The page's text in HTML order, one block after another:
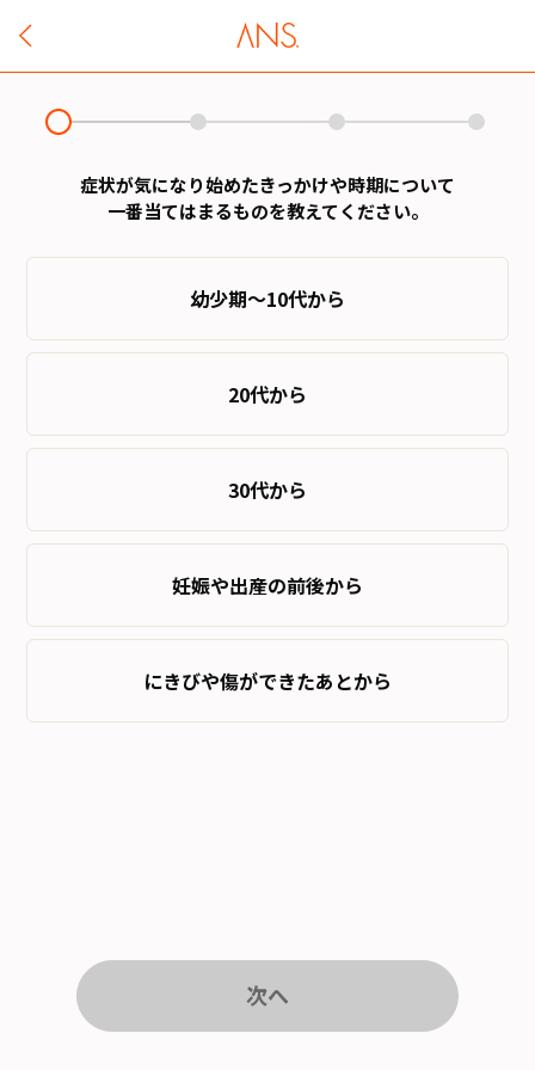
症状が気になり始めたきっかけや時期について
一番当てはまるものを教えてください。
幼少期～10代から
20代から
30代から
妊娠や出産の前後から
にきびや傷ができたあとから
次へ